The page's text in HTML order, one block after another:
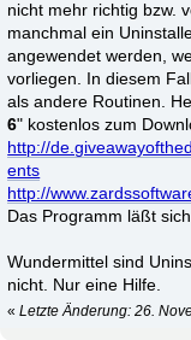
nicht mehr richtig bzw.
manchmal ein
angewendet werden,
vorliegen. In diesem
als andere Routinen.
6" kostenlos zum
http://
ents
http://
Das Programm läßt
Wundermittel sind
nicht. Nur eine Hilfe.
«Letzte Änderung: 26.